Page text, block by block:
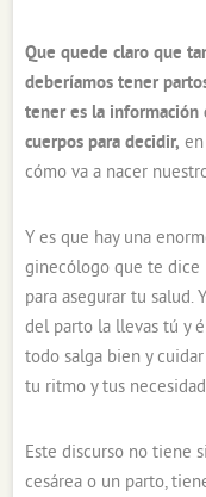
Que quede claro que
deberíamos tener
tener es la información
cuerpos para decidir,
cómo va a nacer
Y es que hay una
ginecólogo que te
para asegurar tu
del parto la llevas tú y
todo salga bien y
tu ritmo y tus
Este discurso no tiene
cesárea o un parto,